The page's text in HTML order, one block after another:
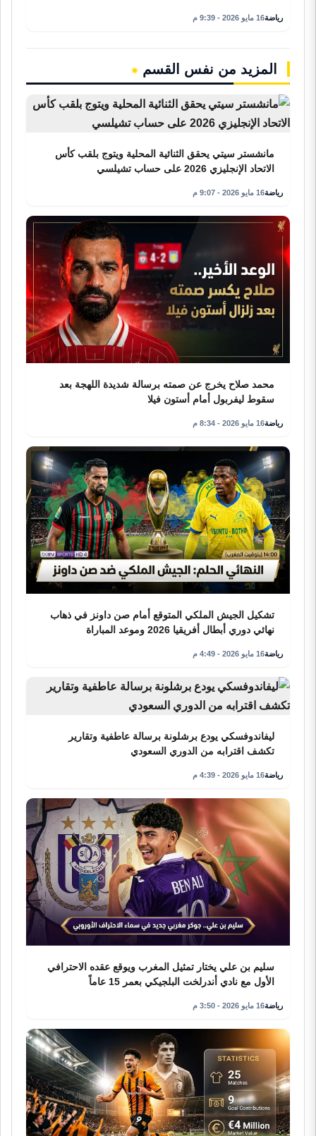
رياضة16 مايو 2026 - 9:39 م
المزيد من نفس القسم
مانشستر سيتي يحقق الثنائية المحلية ويتوج بلقب كأس
الاتحاد الإنجليزي 2026 على حساب تشيلسي
رياضة16 مايو 2026 - 9:07 م
محمد صلاح يخرج عن صمته برسالة شديدة اللهجة بعد
سقوط ليفربول أمام أستون فيلا
رياضة16 مايو 2026 - 8:34 م
تشكيل الجيش الملكي المتوقع أمام صن داونز في ذهاب
نهائي دوري أبطال أفريقيا 2026 وموعد المباراة
رياضة16 مايو 2026 - 4:49 م
ليفاندوفسكي يودع برشلونة برسالة عاطفية وتقارير
تكشف اقترابه من الدوري السعودي
رياضة16 مايو 2026 - 4:39 م
سليم بن علي يختار تمثيل المغرب ويوقع عقده الاحترافي
الأول مع نادي أندرلخت البلجيكي بعمر 15 عاماً
رياضة16 مايو 2026 - 3:50 م